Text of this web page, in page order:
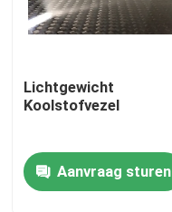
Thuis
Lichtgewicht
Koolstofvezel
Aanvraag sturen